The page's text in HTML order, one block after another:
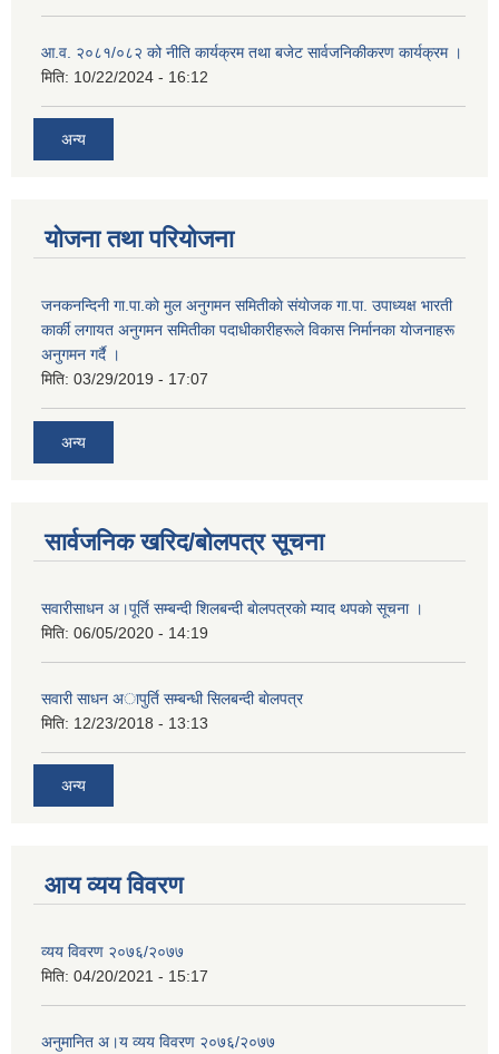
आ.व. २०८१/०८२ को नीति कार्यक्रम तथा बजेट सार्वजनिकीकरण कार्यक्रम ।
मिति: 10/22/2024 - 16:12
अन्य
योजना तथा परियोजना
जनकनन्दिनी गा.पा.काे मुल अनुगमन समितीकाे संयाेजक गा.पा. उपाध्यक्ष भारती
कार्की लगायत अनुगमन समितीका पदाधीकारीहरूले विकास निर्मानका याेजनाहरू
अनुगमन गर्दै ।
मिति: 03/29/2019 - 17:07
अन्य
सार्वजनिक खरिद/बोलपत्र सूचना
सवारीसाधन अ।पूर्ति सम्बन्दी शिलबन्दी बाेलपत्रकाे म्याद थपकाे सूचना ।
मिति: 06/05/2020 - 14:19
सवारी साधन अापुर्ति सम्बन्धी सिलबन्दी बाेलपत्र
मिति: 12/23/2018 - 13:13
अन्य
आय व्यय विवरण
व्यय विवरण २०७६/२०७७
मिति: 04/20/2021 - 15:17
अनुमानित अ।य व्यय विवरण २०७६/२०७७